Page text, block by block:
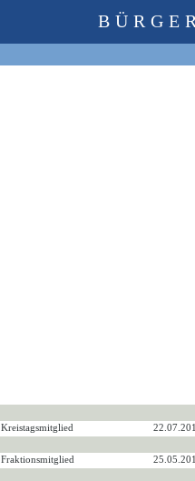
Kreistagsmitglied
Fraktionsmitglied